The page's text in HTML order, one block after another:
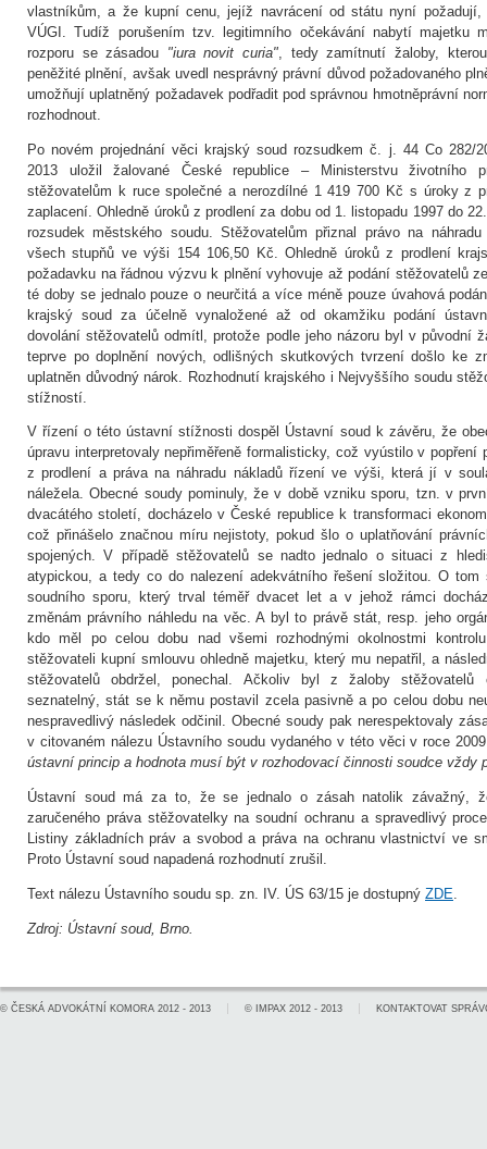
vlastníkům, a že kupní cenu, jejíž navrácení od státu nyní
VÚGI. Tudíž porušením tzv. legitimního očekávání nabytí majetku
rozporu se zásadou "iura novit curia" , tedy zamítnutí žaloby,
peněžité plnění, avšak uvedl nesprávný právní důvod požadovaného
umožňují uplatněný požadavek podřadit pod správnou hmotněprávní
rozhodnout.
Po novém projednání věci krajský soud rozsudkem č. j. 44 Co 282/
2013 uložil žalované České republice – Ministerstvu životního
stěžovatelům k ruce společné a nerozdílné 1 419 700 Kč s úroky z
zaplacení. Ohledně úroků z prodlení za dobu od 1. listopadu 1997 do
rozsudek městského soudu. Stěžovatelům přiznal právo na
všech stupňů ve výši 154 106,50 Kč. Ohledně úroků z prodlení
požadavku na řádnou výzvu k plnění vyhovuje až podání stěžovatelů
té doby se jednalo pouze o neurčitá a více méně pouze úvahová
krajský soud za účelně vynaložené až od okamžiku podání
dovolání stěžovatelů odmítl, protože podle jeho názoru byl v původní
teprve po doplnění nových, odlišných skutkových tvrzení došlo ke
uplatněn důvodný nárok. Rozhodnutí krajského i Nejvyššího soudu
stížností.
V řízení o této ústavní stížnosti dospěl Ústavní soud k závěru, že
úpravu interpretovaly nepřiměřeně formalisticky, což vyústilo v popření
z prodlení a práva na náhradu nákladů řízení ve výši, která jí v
náležela. Obecné soudy pominuly, že v době vzniku sporu, tzn. v
dvacátého století, docházelo v České republice k transformaci
což přinášelo značnou míru nejistoty, pokud šlo o uplatňování
spojených. V případě stěžovatelů se nadto jednalo o situaci z
atypickou, a tedy co do nalezení adekvátního řešení složitou. O tom
soudního sporu, který trval téměř dvacet let a v jehož rámci
změnám právního náhledu na věc. A byl to právě stát, resp. jeho
kdo měl po celou dobu nad všemi rozhodnými okolnostmi
stěžovateli kupní smlouvu ohledně majetku, který mu nepatřil, a
stěžovatelů obdržel, ponechal. Ačkoliv byl z žaloby stěžovatelů
seznatelný, stát se k němu postavil zcela pasivně a po celou dobu
nespravedlivý následek odčinil. Obecné soudy pak nerespektovaly
v citovaném nálezu Ústavního soudu vydaného v této věci v roce
ústavní princip a hodnota musí být v rozhodovací činnosti soudce vždy
Ústavní soud má za to, že se jednalo o zásah natolik závažný,
zaručeného práva stěžovatelky na soudní ochranu a spravedlivý
Listiny základních práv a svobod a práva na ochranu vlastnictví ve
Proto Ústavní soud napadená rozhodnutí zrušil.
Text nálezu Ústavního soudu sp. zn. IV. ÚS 63/15 je dostupný ZDE
Zdroj: Ústavní soud, Brno.
© ČESKÁ ADVOKÁTNÍ KOMORA 2012 - 2013 © IMPAX 2012 - 2013 KONTAKTOVAT